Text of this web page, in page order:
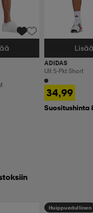
Valitse Koko
ADIDAS
Ult 5-Pkt Short
34,99
Suositushinta
Huippuedullinen